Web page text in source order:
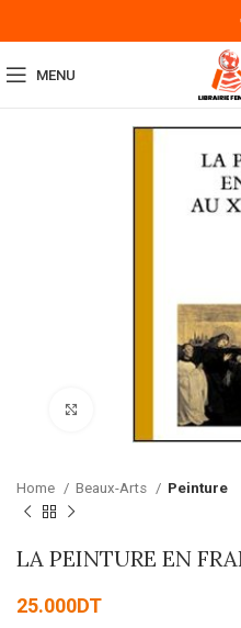
MENU
Click to enlarge
Home Beaux-Arts Peinture
LA PEINTURE EN
25.000DT